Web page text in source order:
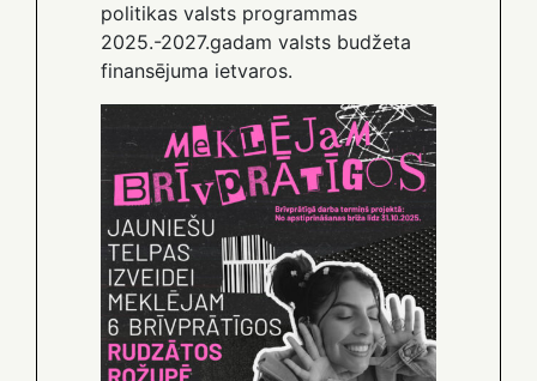
politikas valsts programmas
2025.-2027.gadam valsts budžeta
finansējuma ietvaros.